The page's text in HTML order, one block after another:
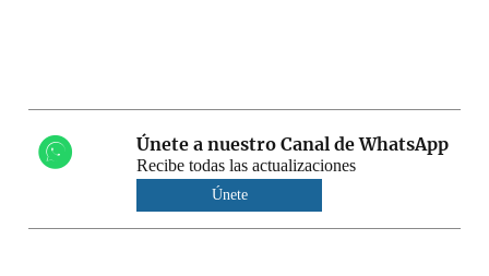
Únete a nuestro Canal de WhatsApp
Recibe todas las actualizaciones
Únete